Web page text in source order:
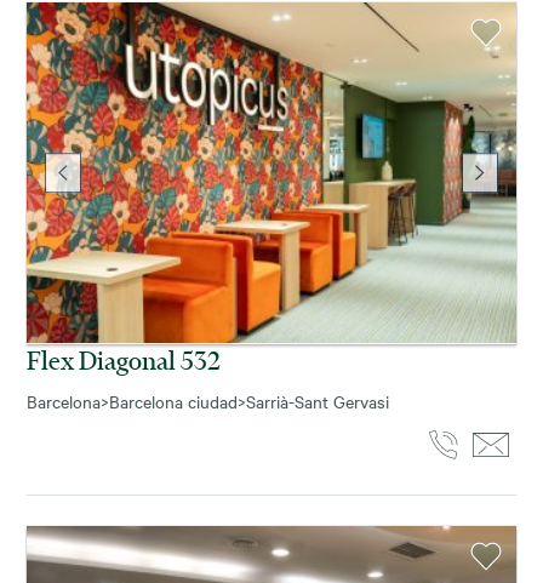
Flex Diagonal 532
Barcelona>Barcelona ciudad>Sarrià-Sant Gervasi